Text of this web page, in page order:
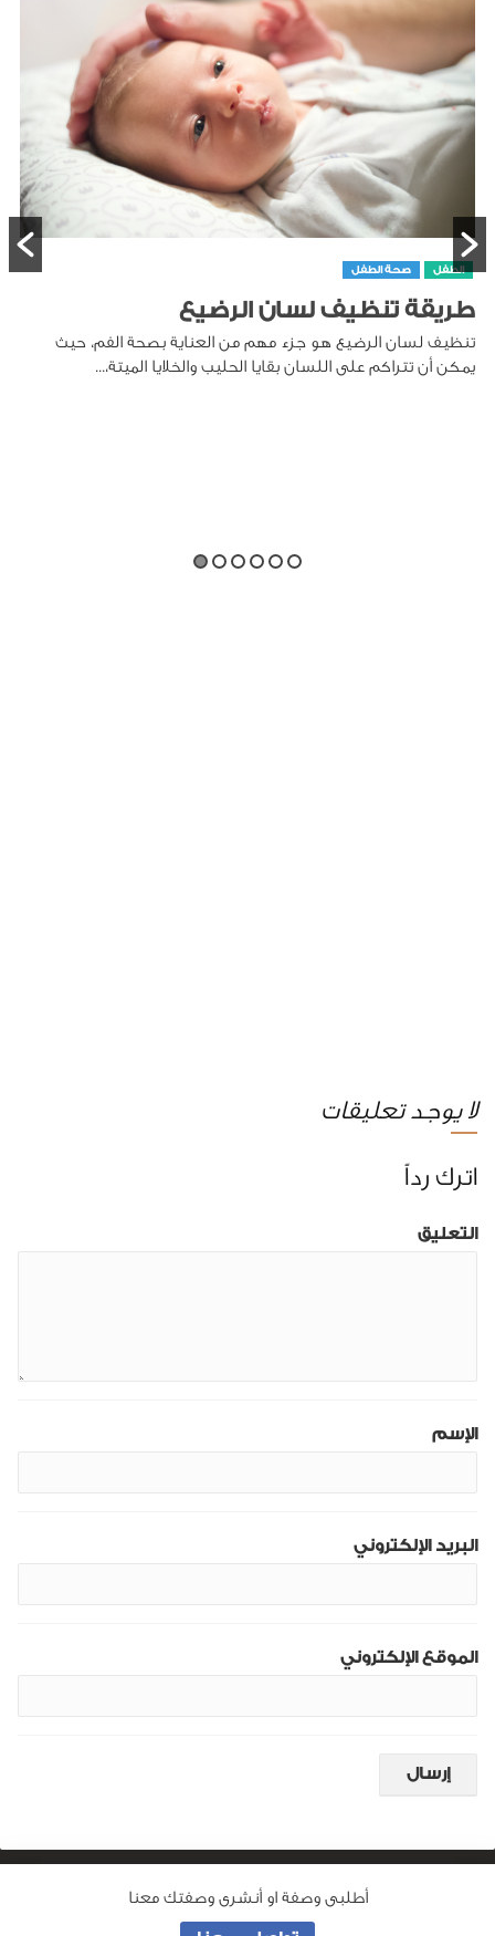
أطلبى وصفة او أنشرى وصفتك معنا
الطفل صحة الطفل
طريقة تنظيف لسان الرضيع
تنظيف لسان الرضيع هو جزء مهم من العناية بصحة الفم، حيث
يمكن أن تتراكم على اللسان بقايا الحليب والخلايا الميتة،...
لا يوجد تعليقات
اترك رداً
التعليق
الإسم
البريد الإلكتروني
الموقع الإلكتروني
من نحن